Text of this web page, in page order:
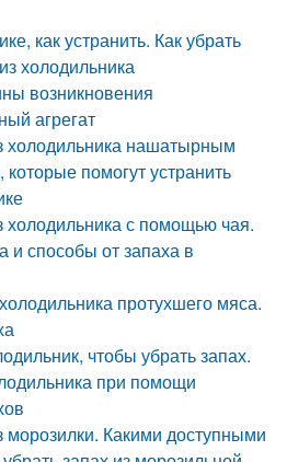
как устранить. Как убрать
холодильника
возникновения
агрегат
холодильника нашатырным
помогут устранить
холодильника с помощью чая.
и способы от запаха в
протухшего мяса.
чтобы убрать запах.
при помощи
морозилки. Какими доступными